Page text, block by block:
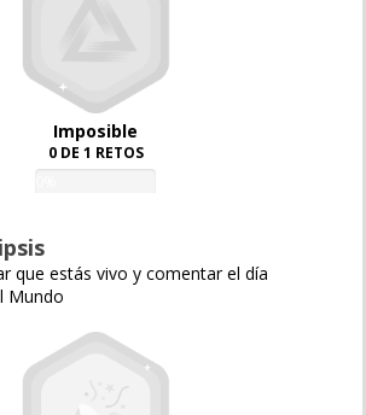
Imposible
0 DE 1 RETOS
que estás vivo y comentar el día
Mundo